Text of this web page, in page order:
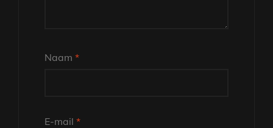
Naam *
E-mail *